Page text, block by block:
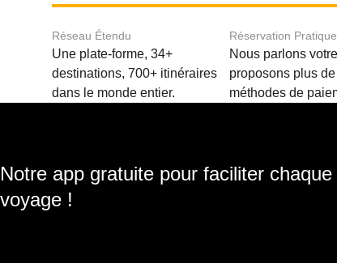
Réseau Étendu
Une plate-forme, 34+
destinations, 700+ itinéraires
dans le monde entier.
Réservation Pratique
Nous parlons
proposons plus
méthodes de
Notre app gratuite pour faciliter
voyage !